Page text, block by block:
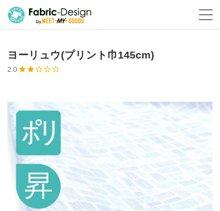
ヨーリュウ(プリント巾145cm)
2.0